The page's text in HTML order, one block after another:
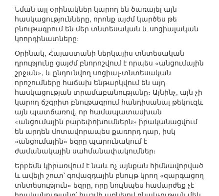
Նման այլ օրինակներ կարող են ծառայել այն
հասկացությունները, որոնք այժմ կարծես թե
բնութագրում են մեր տնտեսական և սոցիալական
կոորդինատները։
Օրինակ, Հայաստանի ներկայիս տնտեսական
դրությունը ցայժմ բնորոշվում է որպես «անցումային
շրջան», և ընդունվող սոցիալ-տնտեսական
որոշումները հաճախ ենթարկվում են այդ
հասկացության տրամաբանությանը։ Այնինչ, այն չի
կարող ճշգրիտ բնութագրում հանդիսանալ թեկուզև
այն պատճառով, որ համապատասխան
«անցումային բարեփոխումներն» իրականացվում
են արդեն մոտավորապես քառորդ դար, իսկ
«անցումային» եզրը պարունակում է
ժամանակային սահմանափակումներ։
Երբեմն կիրառվում է նաև ոչ այնքան հիմնավորված
և ավելի շուտ՝ գովազդային բնույթ կրող «զարգացող
տնտեսություն» եզրը, որը նույնպես համարժեք չէ